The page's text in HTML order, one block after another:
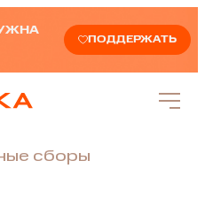
ПОДДЕРЖАТЬ
сборы